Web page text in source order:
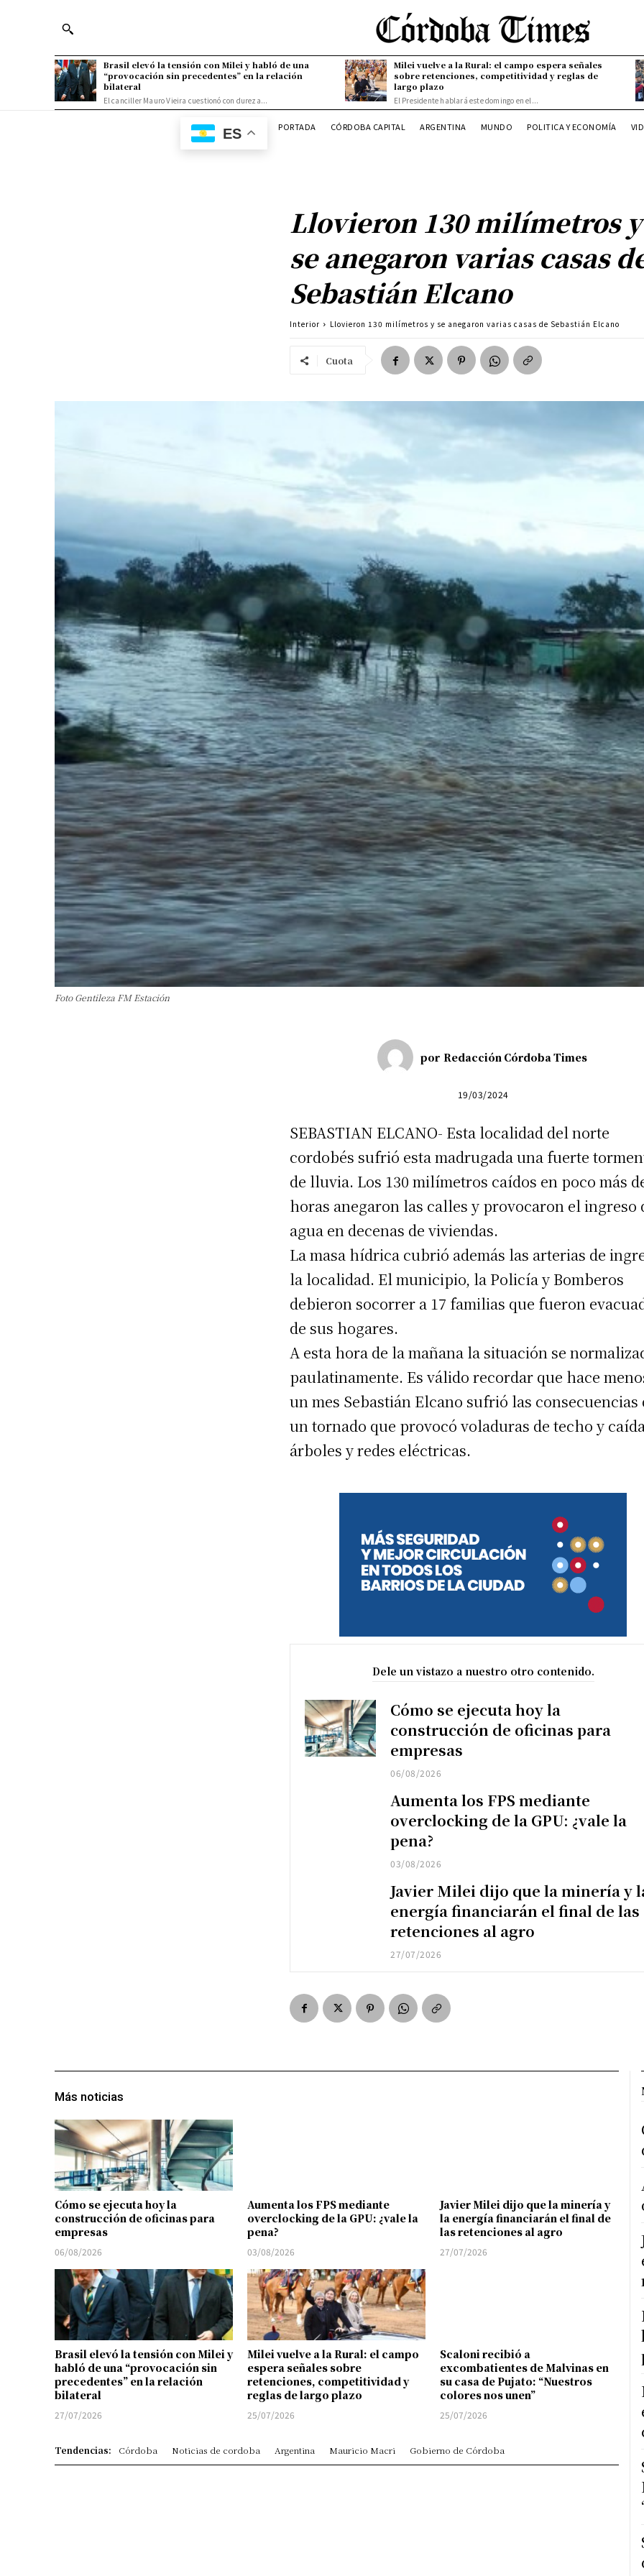
Brasil elevó la tensión con Milei y habló de una
“provocación sin precedentes” en la relación
bilateral
El canciller Mauro Vieira cuestionó con dureza...
Milei vuelve a la Rural: el campo espera señales
sobre retenciones, competitividad y reglas de
largo plazo
El Presidente hablará este domingo en el...
ES PORTADA CÓRDOBA CAPITAL ARGENTINA MUNDO POLITICA Y ECONOMÍA
Llovieron 130 milímetros y
se anegaron varias casas
Sebastián Elcano
Interior Llovieron 130 milímetros y se anegaron varias casas de Sebastián Elcano
Cuota
Foto Gentileza FM Estación
por Redacción Córdoba Times
19/03/2024
SEBASTIAN ELCANO- Esta localidad del norte
cordobés sufrió esta madrugada una fuerte
de lluvia. Los 130 milímetros caídos en poco más
horas anegaron las calles y provocaron el ingreso
agua en decenas de viviendas.
La masa hídrica cubrió además las arterias de
la localidad. El municipio, la Policía y Bomberos
debieron socorrer a 17 familias que fueron
de sus hogares.
A esta hora de la mañana la situación se
paulatinamente. Es válido recordar que hace
un mes Sebastián Elcano sufrió las consecuencias
un tornado que provocó voladuras de techo y
árboles y redes eléctricas.
Dele un vistazo a nuestro otro contenido.
Cómo se ejecuta hoy la
construcción de oficinas para
empresas
06/08/2026
Aumenta los FPS mediante
overclocking de la GPU: ¿vale la
pena?
03/08/2026
Javier Milei dijo que la minería y
energía financiarán el final de las
retenciones al agro
27/07/2026
Más noticias
Cómo se ejecuta hoy la
construcción de oficinas para
empresas
06/08/2026
Aumenta los FPS mediante
overclocking de la GPU: ¿vale la
pena?
03/08/2026
Javier Milei dijo que la minería y
la energía financiarán el final de
las retenciones al agro
27/07/2026
Brasil elevó la tensión con Milei y
habló de una “provocación sin
precedentes” en la relación
bilateral
27/07/2026
Milei vuelve a la Rural: el campo
espera señales sobre
retenciones, competitividad y
reglas de largo plazo
25/07/2026
Scaloni recibió a
excombatientes de Malvinas en
su casa de Pujato: “Nuestros
colores nos unen”
25/07/2026
Tendencias: Córdoba Noticias de cordoba Argentina Mauricio Macri Gobierno de Córdoba